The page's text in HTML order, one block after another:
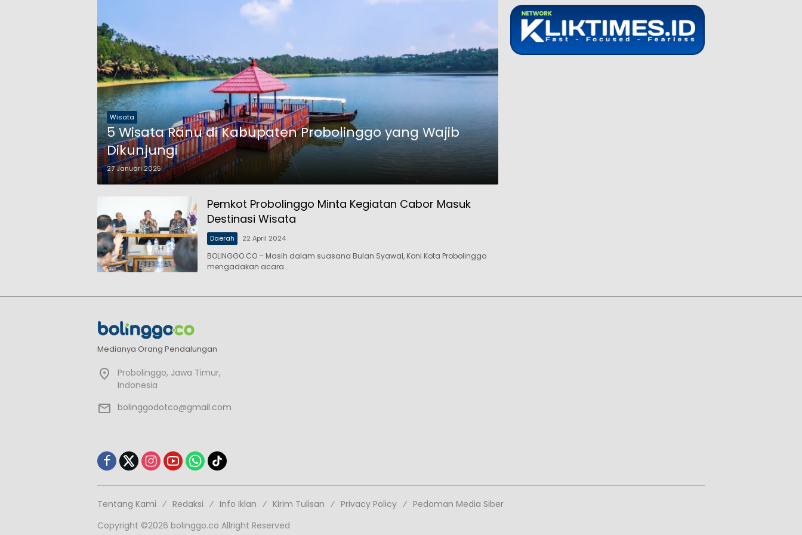
Wisata
5 Wisata Ranu di Kabupaten Probolinggo yang Wajib
Dikunjungi
27 Januari 2025
Pemkot Probolinggo Minta Kegiatan Cabor Masuk
Destinasi Wisata
Daerah 22 April 2024
BOLINGGO.CO – Masih dalam suasana Bulan Syawal, Koni Kota Probolinggo
mengadakan acara…
Medianya Orang Pendalungan
Probolinggo, Jawa Timur,
Indonesia
bolinggodotco@gmail.com
Tentang Kami Redaksi Info Iklan Kirim Tulisan Privacy Policy
Pedoman Media Siber
Copyright ©2026 bolinggo.co Allright Reserved